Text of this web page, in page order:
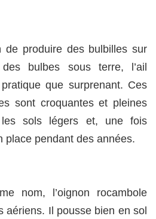
de produire des bulbilles sur
bulbes sous terre, l’ail
que surprenant. Ces
sont croquantes et pleines
sols légers et, une fois
place pendant des années.
nom, l’oignon rocambole
aériens. Il pousse bien en sol